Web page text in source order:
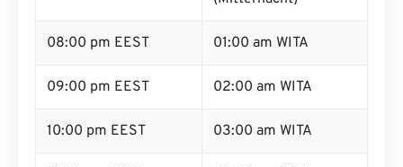
08:00 pm EEST 01:00 am WITA
09:00 pm EEST 02:00 am WITA
10:00 pm EEST 03:00 am WITA